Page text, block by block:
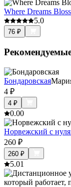
Where Dreams
5.0
76 ₽
Бондаровская
4 ₽
4 ₽
0.00
Норвежский с
260 ₽
260 ₽
5.01